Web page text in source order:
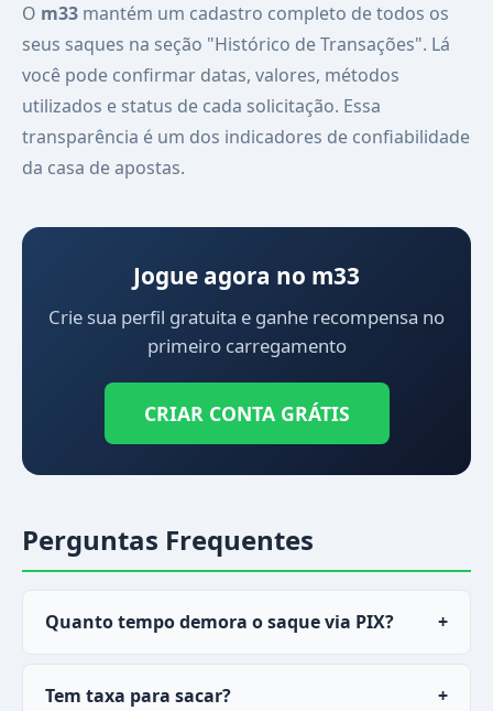
O m33 mantém um cadastro completo de todos os
seus saques na seção "Histórico de Transações". Lá
você pode confirmar datas, valores, métodos
utilizados e status de cada solicitação. Essa
transparência é um dos indicadores de confiabilidade
da casa de apostas.
Jogue agora no m33
Crie sua perfil gratuita e ganhe recompensa no
primeiro carregamento
CRIAR CONTA GRÁTIS
Perguntas Frequentes
Quanto tempo demora o saque via PIX?
+
30 minutos na maioria dos casos.
Tem taxa para sacar?
+